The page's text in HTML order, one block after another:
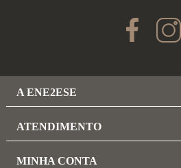
A ENE2ESE
ATENDIMENTO
MINHA CONTA